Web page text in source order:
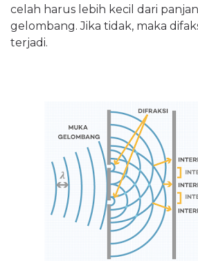
celah harus lebih kecil dari
gelombang. Jika tidak, maka
terjadi.